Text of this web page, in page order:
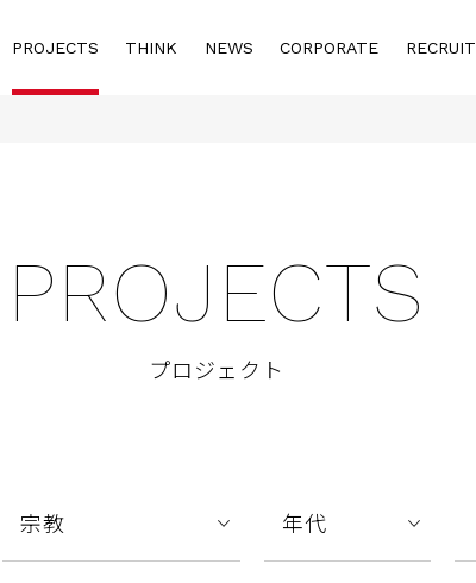
PROJECTS THINK NEWS CORPORATE RECRUIT
PROJECTS
プロジェクト
用途
宗教 年代